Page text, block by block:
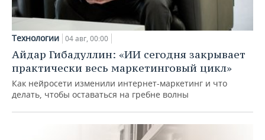
Технологии 04 авг, 00:00
Айдар Гибадуллин: «ИИ сегодня закрывает
практически весь маркетинговый цикл»
Как нейросети изменили интернет-маркетинг и что
делать, чтобы оставаться на гребне волны